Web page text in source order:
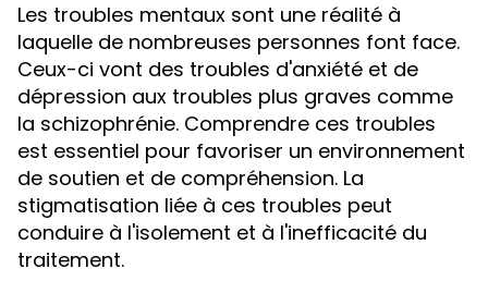
Les troubles mentaux sont une réalité à
laquelle de nombreuses personnes font face.
Ceux-ci vont des troubles d'anxiété et de
dépression aux troubles plus graves comme
la schizophrénie. Comprendre ces troubles
est essentiel pour favoriser un environnement
de soutien et de compréhension. La
stigmatisation liée à ces troubles peut
conduire à l'isolement et à l'inefficacité du
traitement.